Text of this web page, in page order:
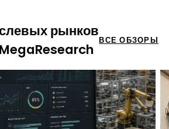
рынков
ВСЕ ОБЗОРЫ